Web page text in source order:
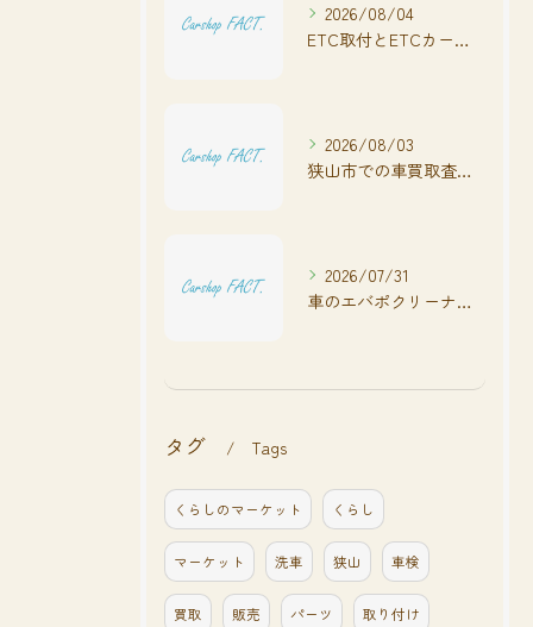
2026/08/04
ETC取付とETCカードの基礎知識
2026/08/03
狭山市での車買取査定の流れと注意点
2026/07/31
車のエバポクリーナー臭い効果的対策法
タグ Tags
くらしのマーケット くらし
マーケット 洗車 狭山 車検
買取 販売 パーツ 取り付け